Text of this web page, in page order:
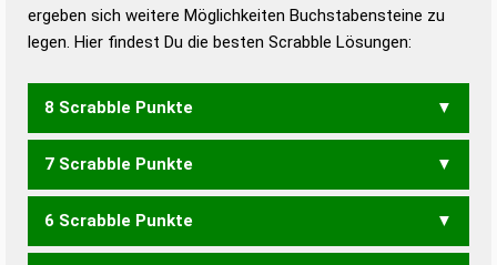
Duden – Die deutsche Grammatik
Duden – Deutsches
Universalwörterbuch
ergeben sich weitere Möglichkeiten Buchstabensteine zu
legen. Hier findest Du die besten Scrabble Lösungen:
8 Scrabble Punkte
KRISE SKIER
7 Scrabble Punkte
KIES KIRS KRIS SKIE
6 Scrabble Punkte